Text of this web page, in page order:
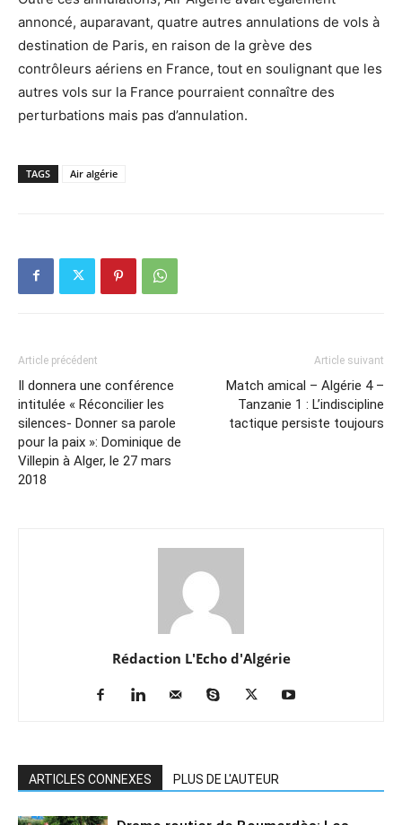
annoncé, auparavant, quatre autres annulations de vols à
destination de Paris, en raison de la grève des
contrôleurs aériens en France, tout en soulignant que les
autres vols sur la France pourraient connaître des
perturbations mais pas d’annulation.
TAGS Air algérie
Article précédent
Il donnera une conférence
intitulée « Réconcilier les
silences- Donner sa parole
pour la paix »: Dominique de
Villepin à Alger, le 27 mars
2018
Article suivant
Match amical – Algérie 4 –
Tanzanie 1 : L’indiscipline
tactique persiste toujours
Rédaction L'Echo d'Algérie
ARTICLES CONNEXES PLUS DE L'AUTEUR